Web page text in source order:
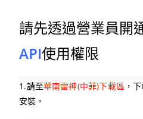
請先透過營業員開
API使用權限
1.請至華南雷神(中菲)下載區 ，
安裝。